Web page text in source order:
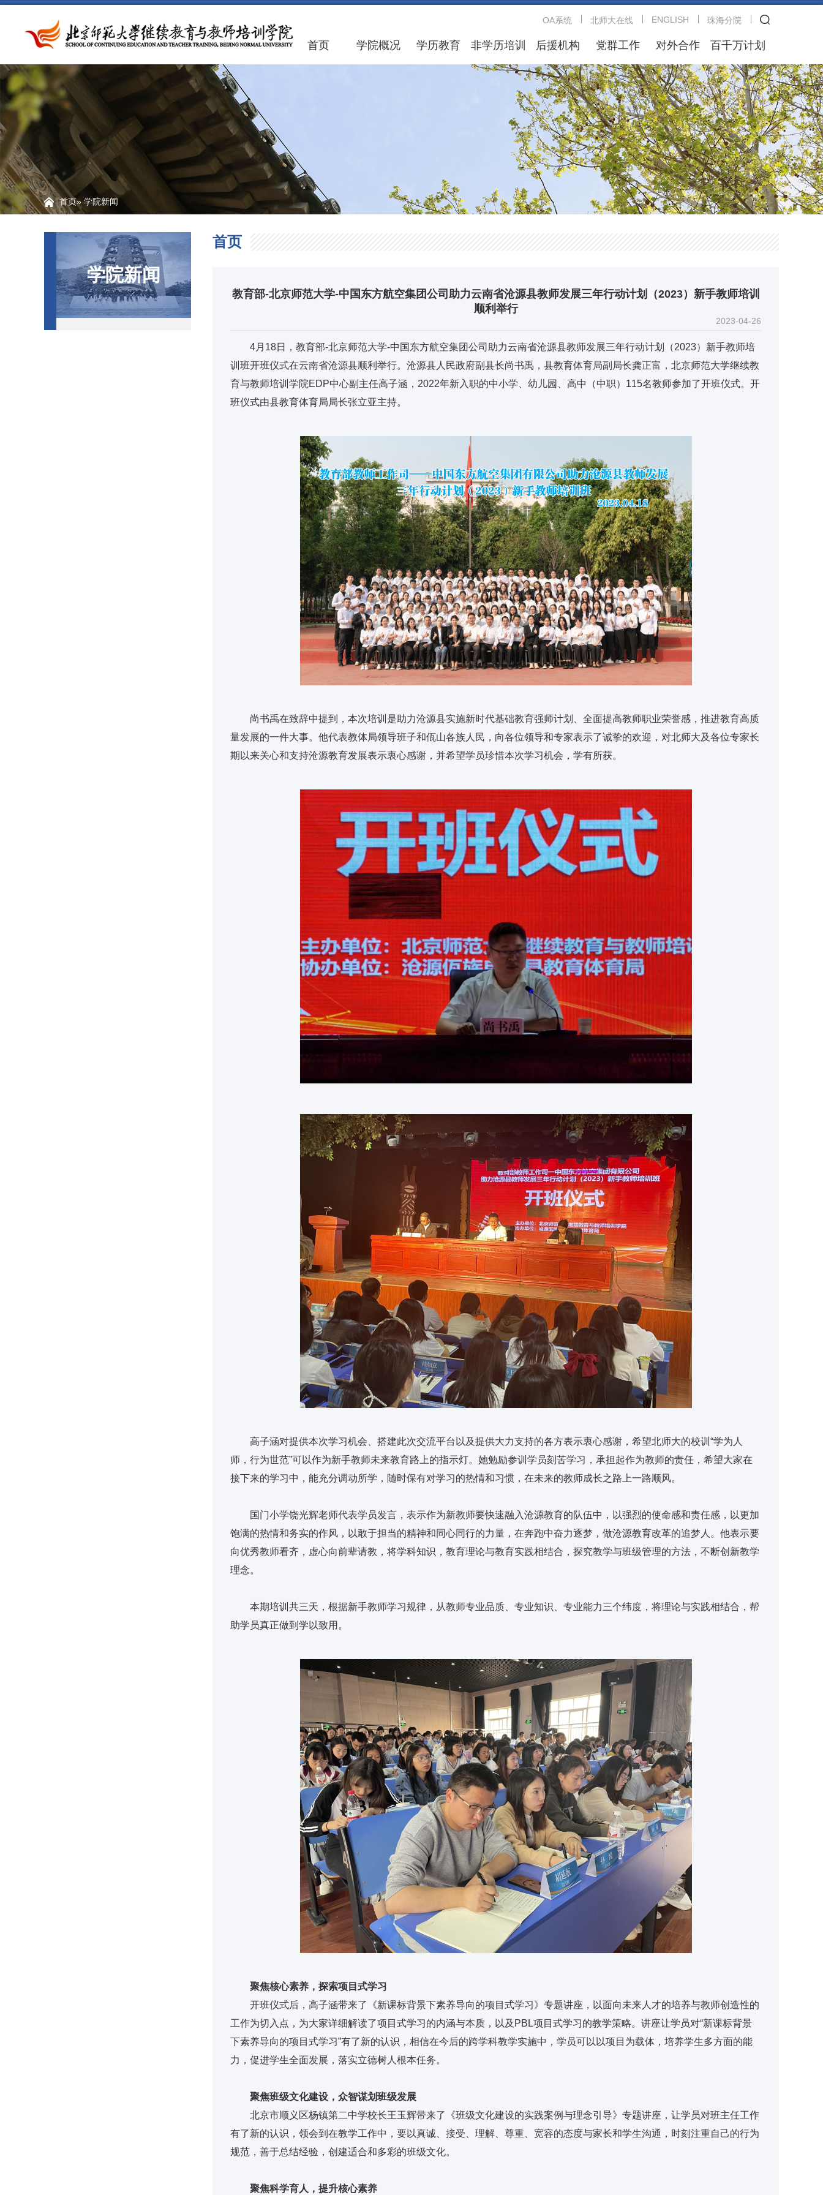
OA系统 北师大在线 ENGLISH 珠海分院
首页 学院概况 学历教育 非学历培训 后援机构 党群工作 对外合作 百千万计划
首页» 学院新闻
学院新闻
首页
教育部-北京师范大学-中国东方航空集团公司助力云南省沧源县教师发展三年行动计划（2023）新手教师培训
顺利举行
2023-04-26
4月18日，教育部-北京师范大学-中国东方航空集团公司助力云南省沧源县教师发展三年行动计划（2023）新手教师培
训班开班仪式在云南省沧源县顺利举行。沧源县人民政府副县长尚书禹，县教育体育局副局长龚正富，北京师范大学继续教
育与教师培训学院EDP中心副主任高子涵，2022年新入职的中小学、幼儿园、高中（中职）115名教师参加了开班仪式。开
班仪式由县教育体育局局长张立亚主持。
尚书禹在致辞中提到，本次培训是助力沧源县实施新时代基础教育强师计划、全面提高教师职业荣誉感，推进教育高质
量发展的一件大事。他代表教体局领导班子和佤山各族人民，向各位领导和专家表示了诚挚的欢迎，对北师大及各位专家长
期以来关心和支持沧源教育发展表示衷心感谢，并希望学员珍惜本次学习机会，学有所获。
高子涵对提供本次学习机会、搭建此次交流平台以及提供大力支持的各方表示衷心感谢，希望北师大的校训“学为人
师，行为世范”可以作为新手教师未来教育路上的指示灯。她勉励参训学员刻苦学习，承担起作为教师的责任，希望大家在
接下来的学习中，能充分调动所学，随时保有对学习的热情和习惯，在未来的教师成长之路上一路顺风。
国门小学饶光辉老师代表学员发言，表示作为新教师要快速融入沧源教育的队伍中，以强烈的使命感和责任感，以更加
饱满的热情和务实的作风，以敢于担当的精神和同心同行的力量，在奔跑中奋力逐梦，做沧源教育改革的追梦人。他表示要
向优秀教师看齐，虚心向前辈请教，将学科知识，教育理论与教育实践相结合，探究教学与班级管理的方法，不断创新教学
理念。
本期培训共三天，根据新手教师学习规律，从教师专业品质、专业知识、专业能力三个纬度，将理论与实践相结合，帮
助学员真正做到学以致用。
聚焦核心素养，探索项目式学习
开班仪式后，高子涵带来了《新课标背景下素养导向的项目式学习》专题讲座，以面向未来人才的培养与教师创造性的
工作为切入点，为大家详细解读了项目式学习的内涵与本质，以及PBL项目式学习的教学策略。讲座让学员对“新课标背景
下素养导向的项目式学习”有了新的认识，相信在今后的跨学科教学实施中，学员可以以项目为载体，培养学生多方面的能
力，促进学生全面发展，落实立德树人根本任务。
聚焦班级文化建设，众智谋划班级发展
北京市顺义区杨镇第二中学校长王玉辉带来了《班级文化建设的实践案例与理念引导》专题讲座，让学员对班主任工作
有了新的认识，领会到在教学工作中，要以真诚、接受、理解、尊重、宽容的态度与家长和学生沟通，时刻注重自己的行为
规范，善于总结经验，创建适合和多彩的班级文化。
聚焦科学育人，提升核心素养